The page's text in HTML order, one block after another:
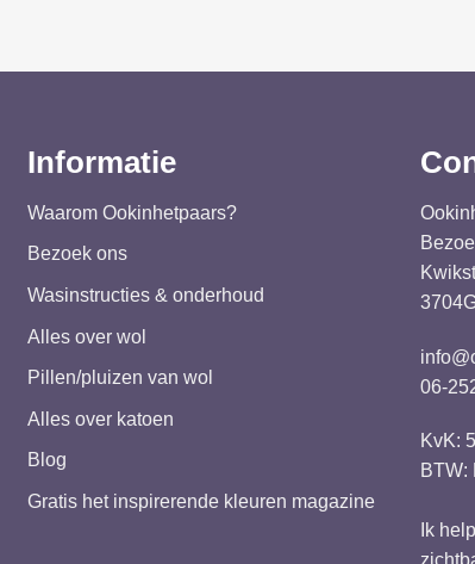
Informatie
Waarom Ookinhetpaars?
Bezoek ons
Wasinstructies & onderhoud
Alles over wol
Pillen/pluizen van wol
Alles over katoen
Blog
Gratis het inspirerende kleuren magazine
06-
KvK:
BTW:
Ik